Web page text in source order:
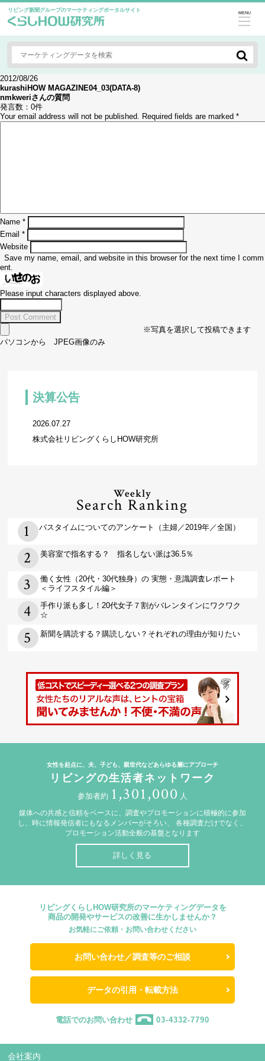
リビング新聞グループのマーケティングポータルサイト MENU
2012/08/26
kurashiHOW MAGAZINE04_03(DATA-8)
nmkweriさんの質問
発言数： 0件
Your email address will not be published. Required fields are marked *
Name *
Email *
Website
Save my name, email, and website in this browser for the next time I comm
ent.
Please input characters displayed above.
※写真を選択して投稿できます
パソコンから JPEG画像のみ
決算公告
2026.07.27
株式会社リビングくらしHOW研究所
Weekly
Search Ranking
バスタイムについてのアンケート（主婦／2019年／全国）
美容室で指名する？ 指名しない派は36.5％
働く女性（20代・30代独身）の 実態・意識調査レポート
＜ライフスタイル編＞
手作り派も多し！20代女子７割がバレンタインにワクワク
☆
新聞を購読する？購読しない？それぞれの理由が知りたい
女性を起点に、夫、子ども、親世代などあらゆる層にアプローチ
リビングの生活者ネットワーク
参加者約 1,301,000 人
媒体への共感と信頼をベースに、調査やプロモーションに積極的に参加
し、時に情報発信者にもなるメンバーがそろい、
各種調査だけでなく、
プロモーション活動全般の基盤となります
詳しく見る
リビングくらしHOW研究所のマーケティングデータを
商品の開発やサービスの改善に生かしませんか？
お気軽にご依頼・お問い合わせください
お問い合わせ／調査等のご相談
データの引用・転載方法
電話でのお問い合わせ 03-4332-7790
会社案内